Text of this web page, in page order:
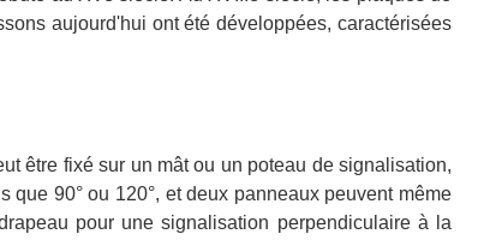
aujourd'hui ont été développées, caractérisées
être fixé sur un mât ou un poteau de signalisation,
90° ou 120°, et deux panneaux peuvent même
pour une signalisation perpendiculaire à la